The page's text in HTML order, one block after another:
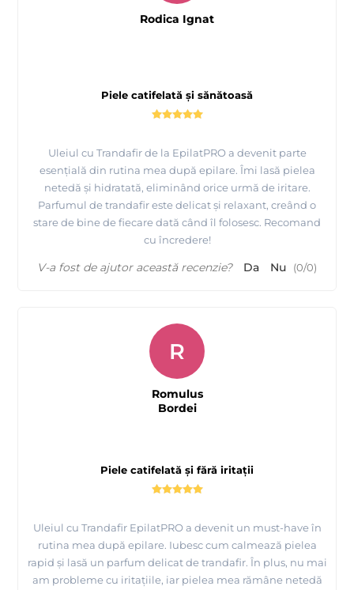
Piele catifelată și sănătoasă
Uleiul cu Trandafir de la EpilatPRO a devenit parte
esențială din rutina mea după epilare. Îmi lasă pielea
netedă și hidratată, eliminând orice urmă de iritare.
Parfumul de trandafir este delicat și relaxant, creând o
stare de bine de fiecare dată când îl folosesc. Recomand
cu încredere!
Rodica Ignat
V-a fost de ajutor această recenzie? Da Nu (0/0)
Piele catifelată și fără iritații
Uleiul cu Trandafir EpilatPRO a devenit un must-have în
rutina mea după epilare. Iubesc cum calmează pielea
rapid și lasă un parfum delicat de trandafir. În plus, nu mai
am probleme cu iritațiile, iar pielea mea rămâne netedă
R
Romulus
Bordei